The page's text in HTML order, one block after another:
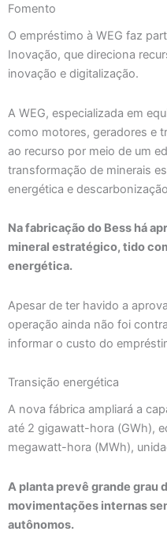
Fomento
O empréstimo à WEG faz
Inovação, que direciona
inovação e digitalização.
A WEG, especializada em
como motores, geradores e
ao recurso por meio de um
transformação de minerais
energética e
Na fabricação do Bess há
mineral estratégico, tido
energética.
Apesar de ter havido a
operação ainda não foi
informar o custo do
Transição energética
A nova fábrica ampliará a
até 2 gigawatt-hora (GWh),
megawatt-hora (MWh),
A planta prevê grande grau
movimentações internas
autônomos.